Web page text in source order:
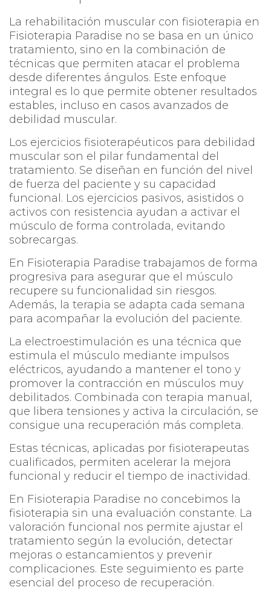
La rehabilitación muscular con fisioterapia en
Fisioterapia Paradise no se basa en un único
tratamiento, sino en la combinación de
técnicas que permiten atacar el problema
desde diferentes ángulos. Este enfoque
integral es lo que permite obtener resultados
estables, incluso en casos avanzados de
debilidad muscular.
Los ejercicios fisioterapéuticos para debilidad
muscular son el pilar fundamental del
tratamiento. Se diseñan en función del nivel
de fuerza del paciente y su capacidad
funcional. Los ejercicios pasivos, asistidos o
activos con resistencia ayudan a activar el
músculo de forma controlada, evitando
sobrecargas.
En Fisioterapia Paradise trabajamos de forma
progresiva para asegurar que el músculo
recupere su funcionalidad sin riesgos.
Además, la terapia se adapta cada semana
para acompañar la evolución del paciente.
La electroestimulación es una técnica que
estimula el músculo mediante impulsos
eléctricos, ayudando a mantener el tono y
promover la contracción en músculos muy
debilitados. Combinada con terapia manual,
que libera tensiones y activa la circulación, se
consigue una recuperación más completa.
Estas técnicas, aplicadas por fisioterapeutas
cualificados, permiten acelerar la mejora
funcional y reducir el tiempo de inactividad.
En Fisioterapia Paradise no concebimos la
fisioterapia sin una evaluación constante. La
valoración funcional nos permite ajustar el
tratamiento según la evolución, detectar
mejoras o estancamientos y prevenir
complicaciones. Este seguimiento es parte
esencial del proceso de recuperación.